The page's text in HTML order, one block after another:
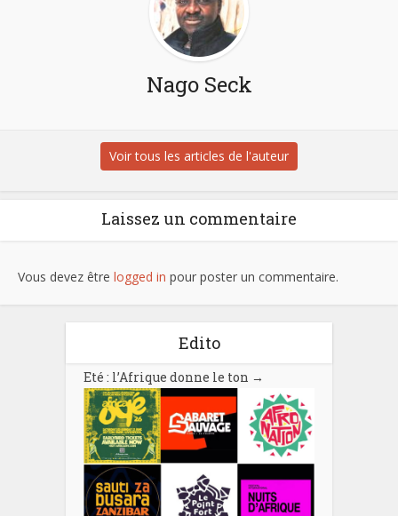
Nago Seck
Voir tous les articles de l'auteur
Laissez un commentaire
Vous devez être logged in pour poster un commentaire.
Edito
Eté : l’Afrique donne le ton →